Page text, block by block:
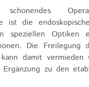
ist die
speziellen Optiken
Die
damit vermieden
zu den